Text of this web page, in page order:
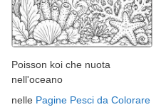
Poisson koi che nuota
nell'oceano
nelle Pagine Pesci da Colorare